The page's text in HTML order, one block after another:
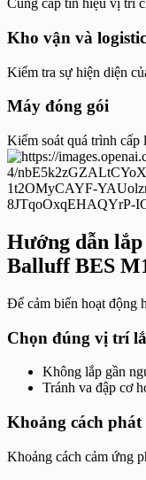
Cung cấp tín hiệu vị trí
Kho vận và
Kiểm tra sự hiện diện
Máy đóng gói
Kiểm soát quá trình cấp
Hướng dẫn
Balluff BES
Để cảm biến hoạt động
Chọn đúng vị trí
Không lắp gần
Tránh va đập cơ
Khoảng cách
Khoảng cách cảm ứng